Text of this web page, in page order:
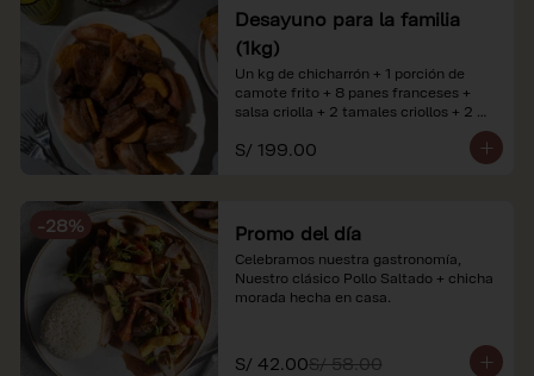
referenciales.
Desayuno para la familia
(1kg)
Un kg de chicharrón + 1 porción de
camote frito + 8 panes franceses +
salsa criolla + 2 tamales criollos + 2
*Nuestros precios están expresados en
referenciales.
S/ 199.00
-28% Promo del día
Celebramos nuestra gastronomía,
Nuestro clásico Pollo Saltado + chicha
morada hecha en casa.
S/ 42.00S/ 58.00